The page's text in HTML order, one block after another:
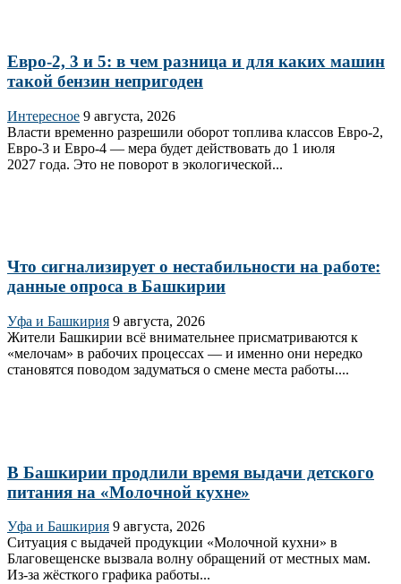
Евро-2, 3 и 5: в чем разница и для каких машин
такой бензин непригоден
Интересное 9 августа, 2026
Власти временно разрешили оборот топлива классов Евро‑2,
Евро‑3 и Евро‑4 — мера будет действовать до 1 июля
2027 года. Это не поворот в экологической...
Что сигнализирует о нестабильности на работе:
данные опроса в Башкирии
Уфа и Башкирия 9 августа, 2026
Жители Башкирии всё внимательнее присматриваются к
«мелочам» в рабочих процессах — и именно они нередко
становятся поводом задуматься о смене места работы....
В Башкирии продлили время выдачи детского
питания на «Молочной кухне»
Уфа и Башкирия 9 августа, 2026
Ситуация с выдачей продукции «Молочной кухни» в
Благовещенске вызвала волну обращений от местных мам.
Из‑за жёсткого графика работы...